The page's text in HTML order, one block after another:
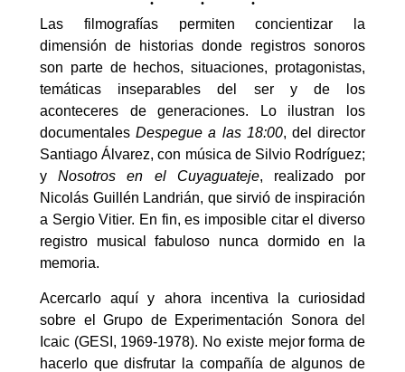
Las filmografías permiten concientizar la
dimensión de historias donde registros sonoros
son parte de hechos, situaciones, protagonistas,
temáticas inseparables del ser y de los
aconteceres de generaciones. Lo ilustran los
documentalesDespegue a las 18:00, del director
Santiago Álvarez, con música de Silvio Rodríguez;
yNosotros en el Cuyaguateje, realizado por
Nicolás Guillén Landrián, que sirvió de inspiración
a Sergio Vitier. En fin, es imposible citar el diverso
registro musical fabuloso nunca dormido en la
memoria.
Acercarlo aquí y ahora incentiva la curiosidad
sobre el Grupo de Experimentación Sonora del
Icaic (GESI, 1969-1978). No existe mejor forma de
hacerlo que disfrutar la compañía de algunos de